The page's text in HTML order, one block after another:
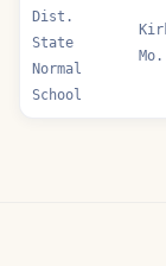
Dist.
State
Normal
School
Mo.